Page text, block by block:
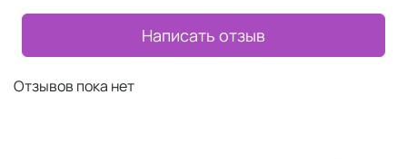
Написать отзыв
Отзывов пока нет